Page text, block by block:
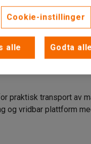
praktisk transport av
og vridbar plattform
Cookie-instillinger
alle Godta